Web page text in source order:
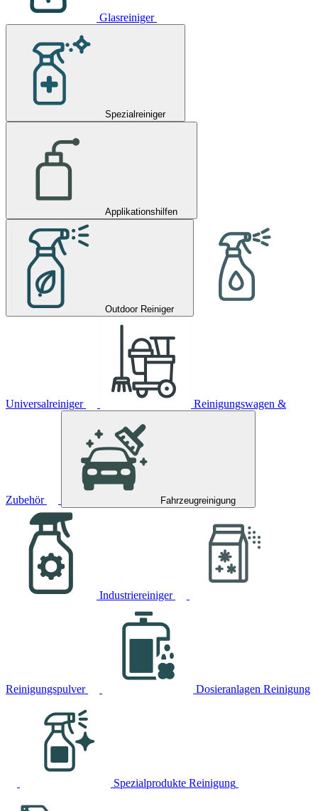
Glasreiniger
Spezialreiniger
Applikationshilfen
Outdoor Reiniger
Universalreiniger Reinigungswagen &
Zubehör Fahrzeugreinigung
Industriereiniger
Reinigungspulver Dosieranlagen Reinigung
Spezialprodukte Reinigung